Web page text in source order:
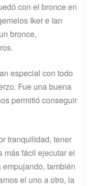
con el bronce en
Iker e Ian
bronce,
especial con todo
Fue una buena
permitió conseguir
tranquilidad, tener
más fácil ejecutar el
también
el uno a otro, la